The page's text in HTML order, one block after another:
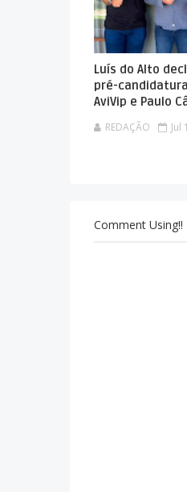
Luís do Alto
pré-
AviVip e Paulo
REDAÇÃO Jul
Comment Using!!